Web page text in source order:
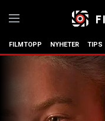
FILMTOPP NYHETER TIPS